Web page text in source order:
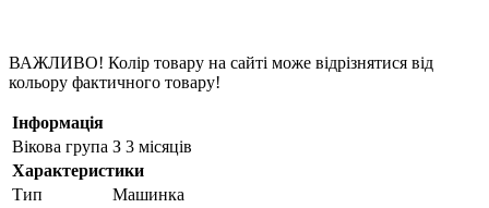
ВАЖЛИВО! Колір товару на сайті може відрізнятися від
кольору фактичного товару!
Інформація
Вікова група З 3 місяців
Характеристики
Тип
Машинка